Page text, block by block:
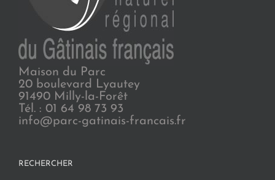
Maison du Parc
20 boulevard Lyautey
91490 Milly-la-Forêt
Tél. : 01 64 98 73 93
info@parc-gatinais-francais.fr
RECHERCHER